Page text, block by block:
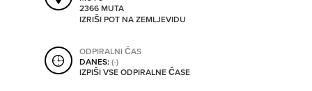
SHRANI V MOJ ITIS
2366 MUTA
IZRIŠI POT NA ZEMLJEVIDU
ODPIRALNI ČAS
DANES:(-)
IZPIŠI VSE ODPIRALNE ČASE